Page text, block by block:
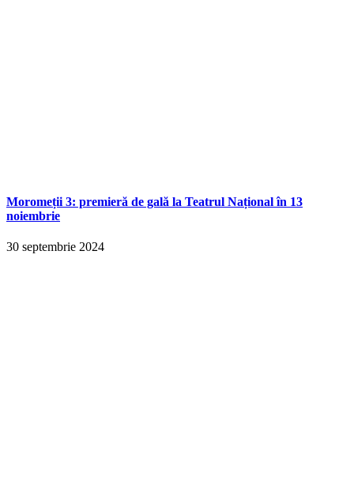
Moromeții 3: premieră de gală la Teatrul Național în 13
noiembrie
30 septembrie 2024